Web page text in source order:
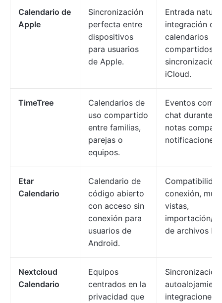
Calendario de
Apple
Sincronización
perfecta entre
dispositivos
para usuarios
de Apple.
Entrada
integración
calendarios
compartidos,
sincronización
iCloud.
TimeTree
Calendarios de
uso compartido
entre familias,
parejas o
equipos.
Eventos
chat durante
notas
notificaciones.
Etar
Calendario
Calendario de
código abierto
con acceso sin
conexión para
usuarios de
Android.
conexión,
vistas,
importación/
de archivos
Nextcloud
Calendario
Equipos
centrados en la
privacidad que
Sincronización
integraciones